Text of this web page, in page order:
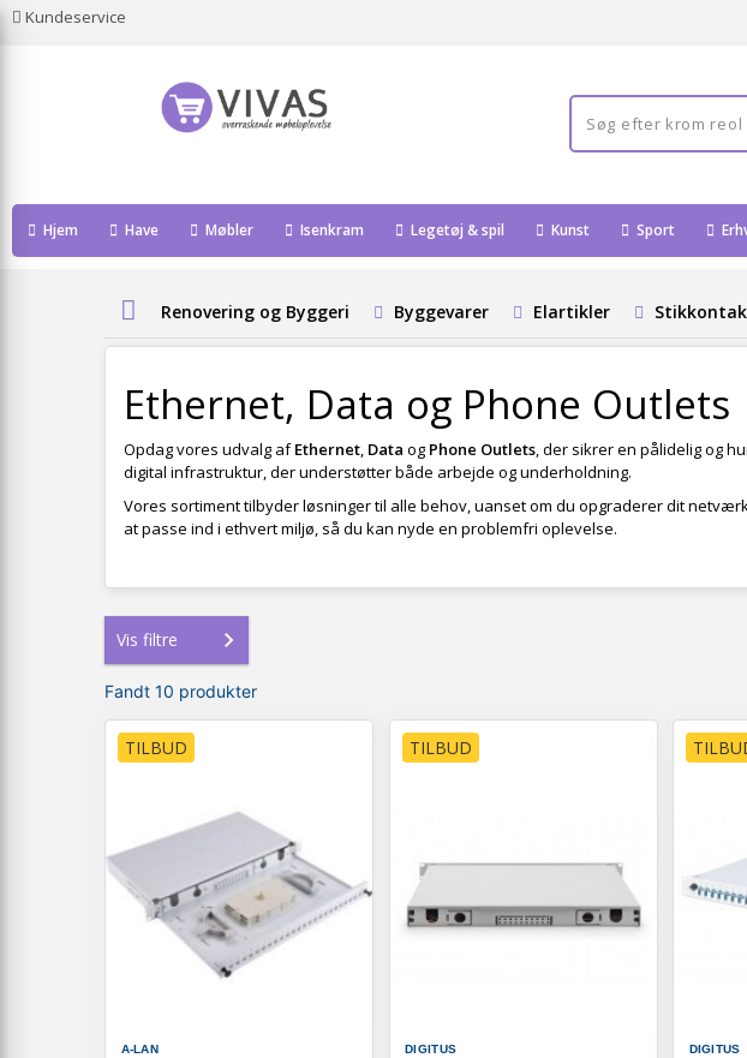
Kundeservice
Hjem Have Møbler Isenkram Legetøj & spil Kunst Sport
Renovering og Byggeri Byggevarer Elartikler
Ethernet, Data og Phone Outlets
Opdag vores udvalg afEthernet, Data og Phone Outlets, der sikrer en pålidelig og
digital infrastruktur, der understøtter både arbejde og underholdning.
Vores sortiment tilbyder løsninger til alle behov, uanset om du opgraderer dit
at passe ind i ethvert miljø, så du kan nyde en problemfri oplevelse.
Vis filtre
Fandt 10 produkter
TILBUD
A-LAN
TILBUD
DIGITUS DIGITUS